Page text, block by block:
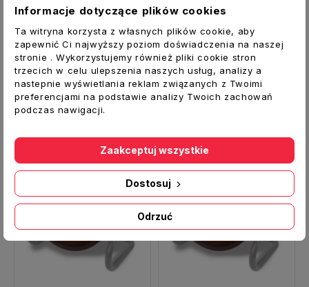
Nagrzewnica gazowa GAS-2500Mt termostat 25kW
344,00 zł
274,00 zł
Informacje dotyczące plików cookies
Ta witryna korzysta z własnych plików cookie, aby
zapewnić Ci najwyższy poziom doświadczenia na naszej
stronie . Wykorzystujemy również pliki cookie stron
trzecich w celu ulepszenia naszych usług, analizy a
nastepnie wyświetlania reklam związanych z Twoimi
preferencjami na podstawie analizy Twoich zachowań
podczas nawigacji.
Odrzuć
Dostosuj
Zaakceptuj wszystkie